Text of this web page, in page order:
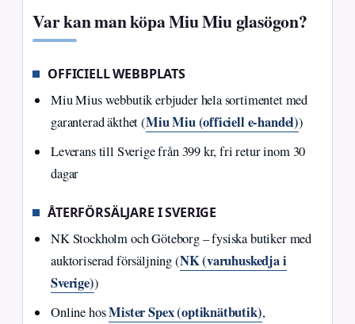
Var kan man köpa Miu Miu glasögon?
OFFICIELL WEBBPLATS
Miu Mius webbutik erbjuder hela sortimentet med
garanterad äkthet (Miu Miu (officiell e-handel))
Leverans till Sverige från 399 kr, fri retur inom 30
dagar
ÅTERFÖRSÄLJARE I SVERIGE
NK Stockholm och Göteborg – fysiska butiker med
auktoriserad försäljning (NK (varuhuskedja i
Sverige))
Online hosMister Spex (optiknätbutik),